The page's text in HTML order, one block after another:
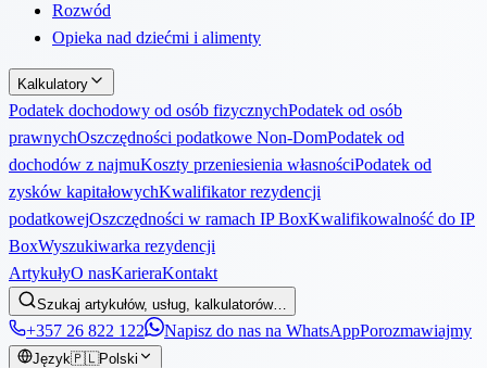
Rozwód
Opieka nad dziećmi i alimenty
Kalkulatory
Podatek dochodowy od osób fizycznychPodatek od osób
prawnychOszczędności podatkowe Non-DomPodatek od
dochodów z najmuKoszty przeniesienia własnościPodatek od
zysków kapitałowychKwalifikator rezydencji
podatkowejOszczędności w ramach IP BoxKwalifikowalność do IP
BoxWyszukiwarka rezydencji
ArtykułyO nasKarieraKontakt
Szukaj artykułów, usług, kalkulatorów…
+357 26 822 122 Napisz do nas na WhatsAppPorozmawiajmy
Język🇵🇱Polski